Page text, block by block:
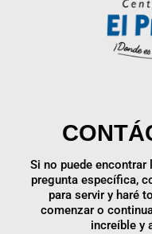
Si no puede
pregunta específica,
para servir y haré
comenzar o
increíble y